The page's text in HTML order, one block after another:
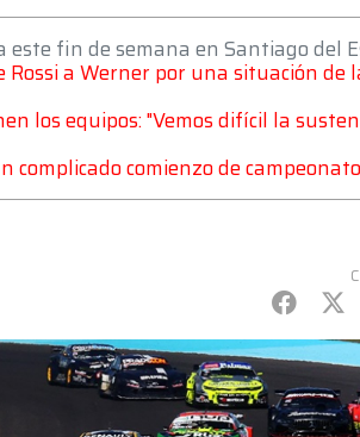
fin de semana en Santiago del
Rossi a Werner por una situación de
los equipos: "Vemos difícil la
complicado comienzo de campeonato